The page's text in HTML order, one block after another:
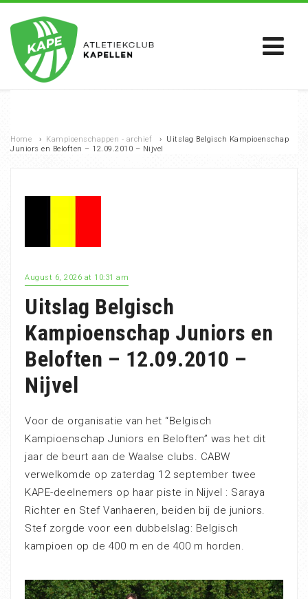
Home › Kampioenschappen - archief › Uitslag Belgisch Kampioenschap
Juniors en Beloften – 12.09.2010 – Nijvel
August 6, 2026 at 10:31 am
Uitslag Belgisch
Kampioenschap Juniors en
Beloften – 12.09.2010 –
Nijvel
Voor de organisatie van het “Belgisch
Kampioenschap Juniors en Beloften” was het dit
jaar de beurt aan de Waalse clubs. CABW
verwelkomde op zaterdag 12 september twee
KAPE-deelnemers op haar piste in Nijvel : Saraya
Richter en Stef Vanhaeren, beiden bij de juniors.
Stef zorgde voor een dubbelslag: Belgisch
kampioen op de 400 m en de 400 m horden.